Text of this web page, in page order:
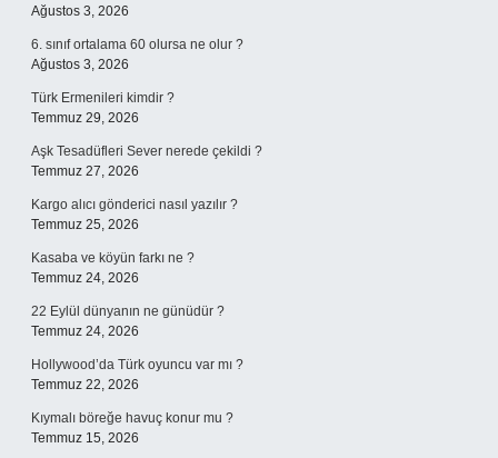
Ağustos 3, 2026
6. sınıf ortalama 60 olursa ne olur ?
Ağustos 3, 2026
Türk Ermenileri kimdir ?
Temmuz 29, 2026
Aşk Tesadüfleri Sever nerede çekildi ?
Temmuz 27, 2026
Kargo alıcı gönderici nasıl yazılır ?
Temmuz 25, 2026
Kasaba ve köyün farkı ne ?
Temmuz 24, 2026
22 Eylül dünyanın ne günüdür ?
Temmuz 24, 2026
Hollywood’da Türk oyuncu var mı ?
Temmuz 22, 2026
Kıymalı böreğe havuç konur mu ?
Temmuz 15, 2026